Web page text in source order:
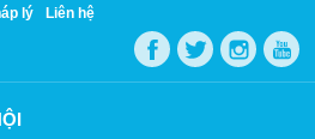
lý Liên hệ